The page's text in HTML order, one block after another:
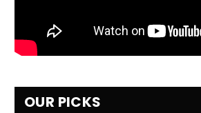
OUR PICKS